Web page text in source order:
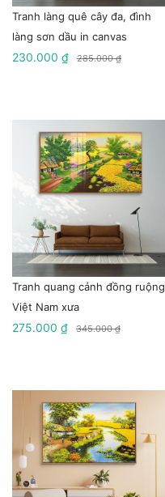
Tranh làng quê cây đa, đình
làng sơn dầu in canvas
230.000 ₫ 285.000 ₫
Tranh quang cảnh đồng ruộng
Việt Nam xưa
275.000 ₫ 345.000 ₫